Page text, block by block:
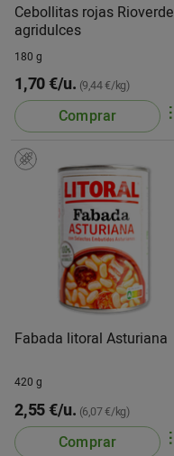
Cebollitas rojas Rioverde
agridulces
180 g
1,70 €/u. (9,44 €/kg)
Comprar
Fabada litoral Asturiana
420 g
2,55 €/u. (6,07 €/kg)
Comprar